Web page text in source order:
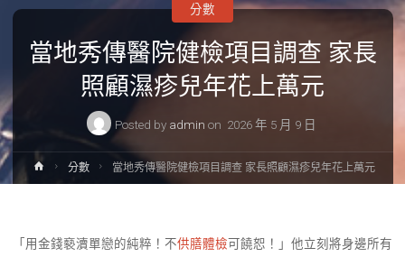
當地秀傳醫院健檢項目調查 家長
照顧濕疹兒年花上萬元
Posted by admin on 2026 年 5 月 9 日
分數
Home分數 當地秀傳醫院健檢項目調查 家長照顧濕疹兒年花上萬元
「用金錢褻瀆單戀的純粹！不供膳體檢可饒恕！」他立刻將身邊所有